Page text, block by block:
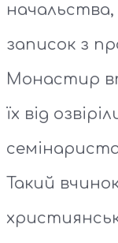
начальства,
записок з
Монастир
їх від
Такий